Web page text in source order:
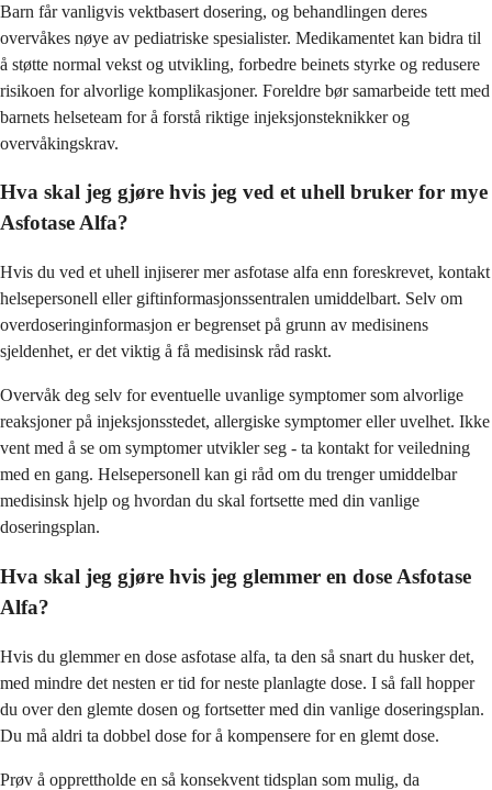
Barn får vanligvis vektbasert dosering, og behandlingen deres
overvåkes nøye av pediatriske spesialister. Medikamentet kan bidra til
å støtte normal vekst og utvikling, forbedre beinets styrke og redusere
risikoen for alvorlige komplikasjoner. Foreldre bør samarbeide tett med
barnets helseteam for å forstå riktige injeksjonsteknikker og
overvåkingskrav.
Hva skal jeg gjøre hvis jeg ved et uhell bruker for mye
Asfotase Alfa?
Hvis du ved et uhell injiserer mer asfotase alfa enn foreskrevet, kontakt
helsepersonell eller giftinformasjonssentralen umiddelbart. Selv om
overdoseringinformasjon er begrenset på grunn av medisinens
sjeldenhet, er det viktig å få medisinsk råd raskt.
Overvåk deg selv for eventuelle uvanlige symptomer som alvorlige
reaksjoner på injeksjonsstedet, allergiske symptomer eller uvelhet. Ikke
vent med å se om symptomer utvikler seg - ta kontakt for veiledning
med en gang. Helsepersonell kan gi råd om du trenger umiddelbar
medisinsk hjelp og hvordan du skal fortsette med din vanlige
doseringsplan.
Hva skal jeg gjøre hvis jeg glemmer en dose Asfotase
Alfa?
Hvis du glemmer en dose asfotase alfa, ta den så snart du husker det,
med mindre det nesten er tid for neste planlagte dose. I så fall hopper
du over den glemte dosen og fortsetter med din vanlige doseringsplan.
Du må aldri ta dobbel dose for å kompensere for en glemt dose.
Prøv å opprettholde en så konsekvent tidsplan som mulig, da